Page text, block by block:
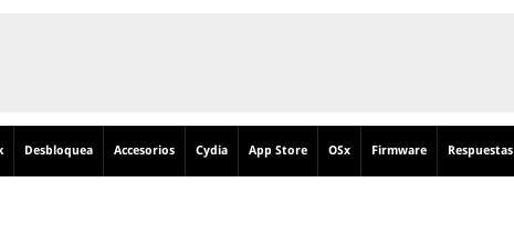
Desbloquea Accesorios Cydia App Store OSx Firmware Respuestas